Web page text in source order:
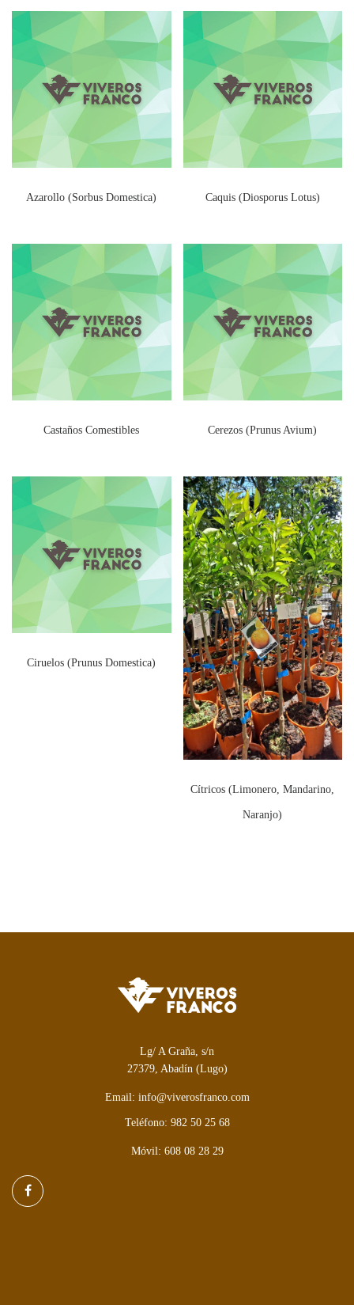
Azarollo (Sorbus Domestica) Caquis (Diosporus Lotus)
Castaños Comestibles Cerezos (Prunus Avium)
Ciruelos (Prunus Domestica)
Cítricos (Limonero, Mandarino,
Naranjo)
Lg/ A Graña, s/n
27379, Abadín (Lugo)
Email: info@viverosfranco.com
Teléfono: 982 50 25 68
Móvil: 608 08 28 29